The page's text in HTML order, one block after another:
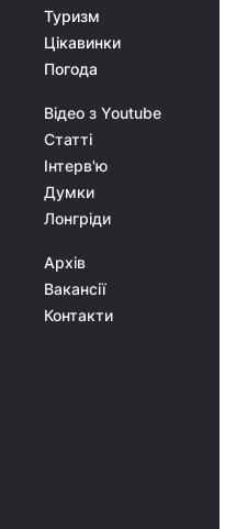
Туризм
Цікавинки
Погода
Відео з Youtube
Статті
Інтерв'ю
Думки
Лонгріди
Архів
Вакансії
Контакти